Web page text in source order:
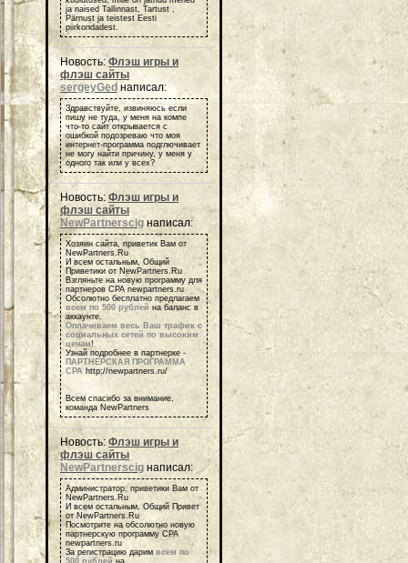
ja naised Tallinnast, Tartust ,
Pärnust ja teistest Eesti
piirkondadest.
Новость: Флэш игры и
флэш сайты
sergeyGed написал:
Здравствуйте, извиняюсь если
пишу не туда, у меня на компе
что-то сайт открывается с
ошибкой подозреваю что моя
интернет-программа подглючивает
не могу найти причину, у меня у
одного так или у всех?
Новость: Флэш игры и
флэш сайты
NewPartnerscig написал:
Хозяин сайта, приветик Вам от
NewPartners.Ru
И всем остальным, Общий
Приветики от NewPartners.Ru
Взгляньте на новую программу для
партнеров СРА newpartners.ru
Обсолютно бесплатно предлагаем
всем по 500 рублей на баланс в
аккаунте.
Оплачиваем весь Ваш трафик с
социальных сетей по высоким
ценам!
Узнай подробнее в партнерке -
ПАРТНЕРСКАЯ ПРОГРАММА
СРА http://newpartners.ru/
Всем спасибо за внимание,
команда NewPartners
Новость: Флэш игры и
флэш сайты
NewPartnerscig написал:
Администратор, приветики Вам от
NewPartners.Ru
И всем остальным, Общий Привет
от NewPartners.Ru
Посмотрите на обсолютно новую
партнерскую программу СРА
newpartners.ru
За регистрацию дарим всем по